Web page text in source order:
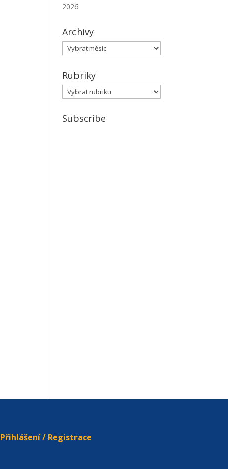
2026
Archivy
Archivy
Rubriky
Rubriky
Subscribe
Přihlášení / Registrace